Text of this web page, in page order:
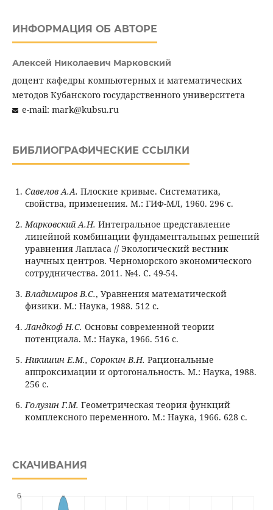
ИНФОРМАЦИЯ ОБ АВТОРЕ
Алексей Николаевич Марковский
доцент кафедры компьютерных и математических
методов Кубанского государственного университета
e-mail: mark@kubsu.ru
БИБЛИОГРАФИЧЕСКИЕ ССЫЛКИ
Савелов А.А. Плоские кривые. Систематика,
свойства, применения. М.: ГИФ-МЛ, 1960. 296 c.
Марковский А.Н. Интегральное представление
линейной комбинации фундаментальных решений
уравнения Лапласа // Экологический вестник
научных центров. Черноморского экономического
сотрудничества. 2011. №4. С. 49-54.
Владимиров В.С., Уравнения математической
физики. М.: Наука, 1988. 512 c.
Ландкоф Н.С. Основы современной теории
потенциала. М.: Наука, 1966. 516 c.
Никишин Е.М., Сорокин В.Н. Рациональные
аппроксимации и ортогональность. М.: Наука, 1988.
256 с.
Голузин Г.М. Геометрическая теория функций
комплексного переменного. М.: Наука, 1966. 628 с.
СКАЧИВАНИЯ